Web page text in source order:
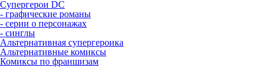
Супергерои DC
- графические романы
- серии о персонажах
- синглы
Альтернативная супергероика
Альтернативные комиксы
Комиксы по франшизам